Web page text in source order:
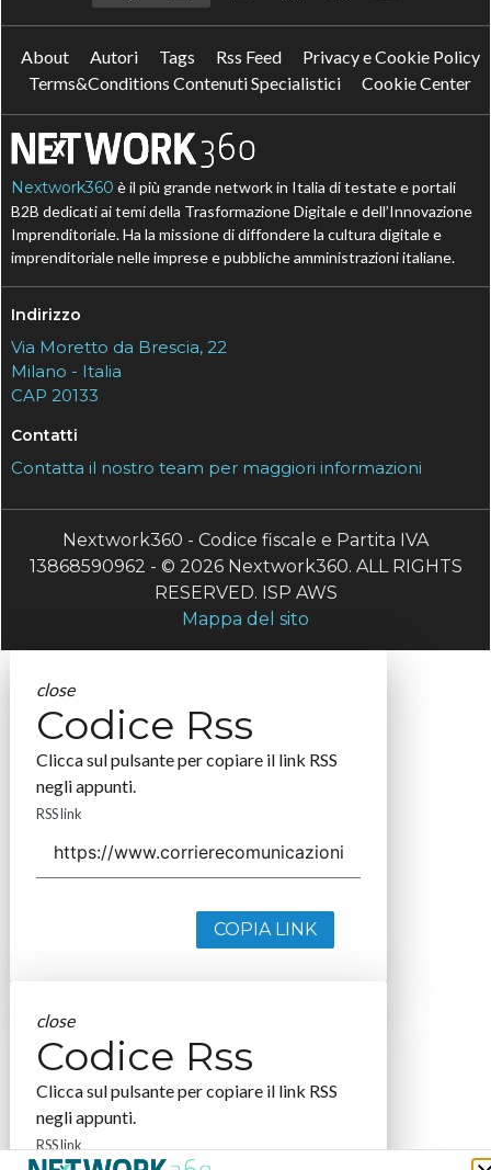
About Autori Tags Rss Feed
Privacy e Cookie Policy
Terms&Conditions Contenuti Specialistici
Cookie Center
Nextwork360 è il più grande network in Italia di testate e portali
B2B dedicati ai temi della Trasformazione Digitale e dell’Innovazione
Imprenditoriale. Ha la missione di diffondere la cultura digitale e
imprenditoriale nelle imprese e pubbliche amministrazioni italiane.
Indirizzo
Via Moretto da Brescia, 22
Milano - Italia
CAP 20133
Contatti
Contatta il nostro team per maggiori informazioni
Nextwork360 - Codice fiscale e Partita IVA
13868590962 - © 2026 Nextwork360. ALL RIGHTS
RESERVED. ISP AWS
Mappa del sito
close
Codice Rss
Clicca sul pulsante per copiare il link RSS
negli appunti.
RSS link
COPIA LINK
close
Codice Rss
Clicca sul pulsante per copiare il link RSS
negli appunti.
RSS link